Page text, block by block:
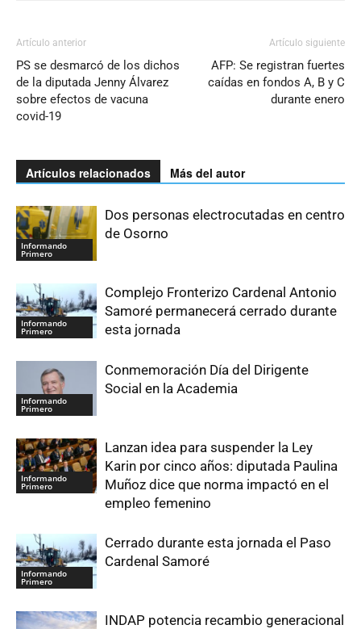
Artículo anterior
PS se desmarcó de los dichos
de la diputada Jenny Álvarez
sobre efectos de vacuna
covid-19
Artículo siguiente
AFP: Se registran fuertes
caídas en fondos A, B y C
durante enero
Artículos relacionados Más del autor
Informando
Primero
Dos personas electrocutadas en centro
de Osorno
Informando
Primero
Complejo Fronterizo Cardenal Antonio
Samoré permanecerá cerrado durante
esta jornada
Informando
Primero
Conmemoración Día del Dirigente
Social en la Academia
Informando
Primero
Lanzan idea para suspender la Ley
Karin por cinco años: diputada Paulina
Muñoz dice que norma impactó en el
empleo femenino
Informando
Primero
Cerrado durante esta jornada el Paso
Cardenal Samoré
INDAP potencia recambio generacional